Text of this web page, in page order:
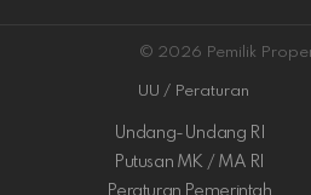
© 2026 Pemilik
UU / Peraturan
Undang-Undang RI
Putusan MK / MA RI
Peraturan Pemerintah